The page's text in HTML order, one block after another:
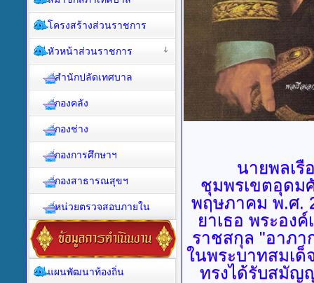
นายพลเรือเ
ชุมพรเขตอุดม
พฤษภาคม พ.ศ.
ยาเธอ พระอง
ราชสกุล "อาภา
ในพระบาทสมเด็
ทรงได้รับสมัญ
โครงสร้างส่วนราชการ
หัวหน้าส่วนราชการ
สำนักปลัดเทศบาล
กองคลัง
กองช่าง
กองการศึกษาฯ
กองสาธารณสุขฯ
หน่วยตรวจสอบภายใน
แผนพัฒนาท้องถิ่น